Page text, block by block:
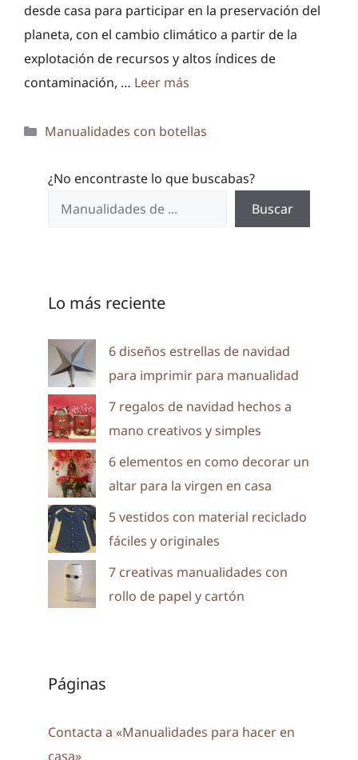
desde casa para participar en la preservación del
planeta, con el cambio climático a partir de la
explotación de recursos y altos índices de
contaminación, … Leer más
Categorías
Manualidades con botellas
¿No encontraste lo que buscabas?
Buscar
Lo más reciente
6 diseños estrellas de navidad
para imprimir para manualidad
7 regalos de navidad hechos a
mano creativos y simples
6 elementos en como decorar un
altar para la virgen en casa
5 vestidos con material reciclado
fáciles y originales
7 creativas manualidades con
rollo de papel y cartón
Páginas
Contacta a «Manualidades para hacer en
casa»